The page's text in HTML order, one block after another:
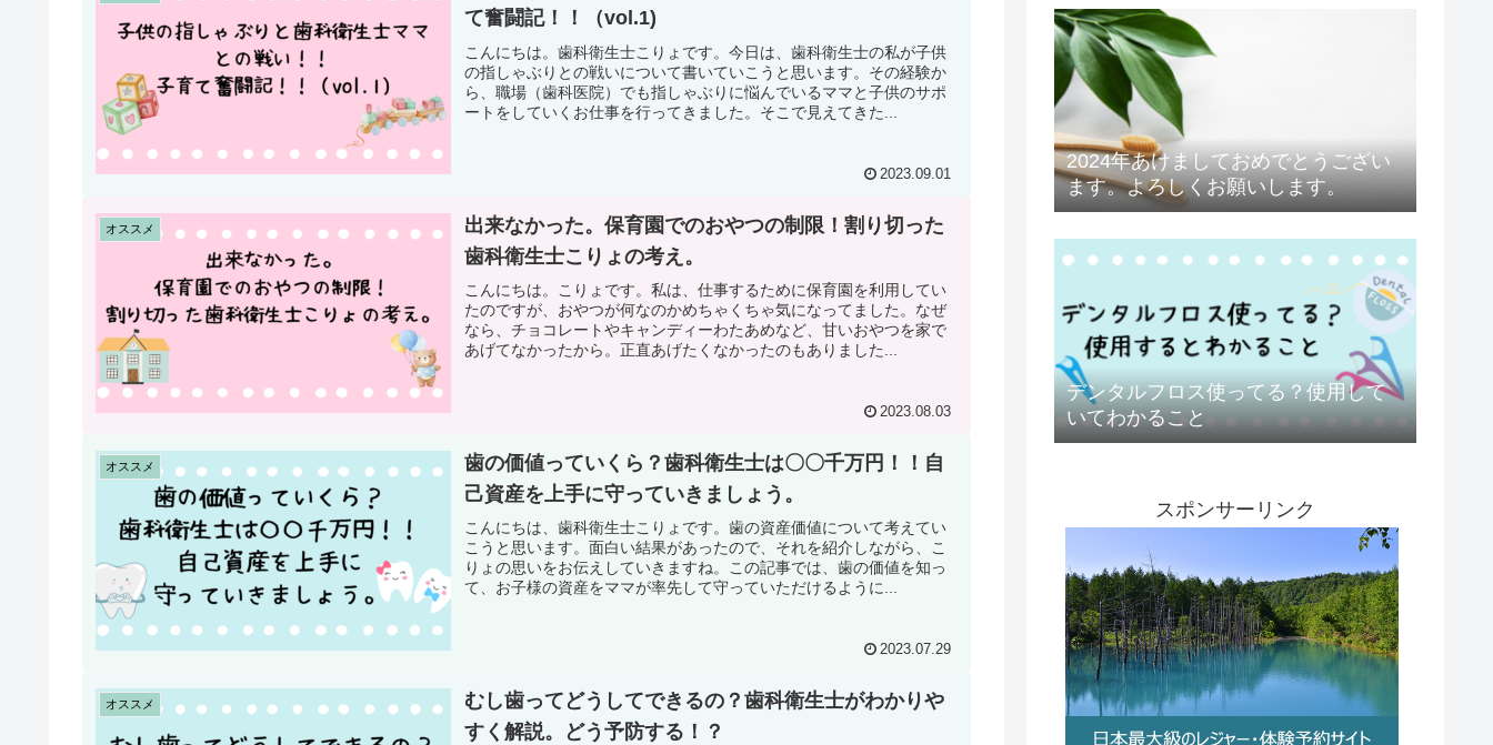
て奮闘記！！（vol.1)
こんにちは。歯科衛生士こりょです。今日は、歯科衛生士の私が子供
の指しゃぶりとの戦いについて書いていこうと思います。その経験か
ら、職場（歯科医院）でも指しゃぶりに悩んでいるママと子供のサポ
ートをしていくお仕事を行ってきました。そこで見えてきた...
2023.09.01
オススメ
出来なかった。保育園でのおやつの制限！割り切った
歯科衛生士こりょの考え。
こんにちは。こりょです。私は、仕事するために保育園を利用してい
たのですが、おやつが何なのかめちゃくちゃ気になってました。なぜ
なら、チョコレートやキャンディーわたあめなど、甘いおやつを家で
あげてなかったから。正直あげたくなかったのもありました...
2023.08.03
オススメ
歯の価値っていくら？歯科衛生士は〇〇千万円！！自
己資産を上手に守っていきましょう。
こんにちは、歯科衛生士こりょです。歯の資産価値について考えてい
こうと思います。面白い結果があったので、それを紹介しながら、こ
りょの思いをお伝えしていきますね。この記事では、歯の価値を知っ
て、お子様の資産をママが率先して守っていただけるように...
2023.07.29
オススメ
むし歯ってどうしてできるの？歯科衛生士がわかりや
すく解説。どう予防する！？
2024年あけましておめでとうござい
ます。よろしくお願いします。
デンタルフロス使ってる？使用して
いてわかること
スポンサーリンク